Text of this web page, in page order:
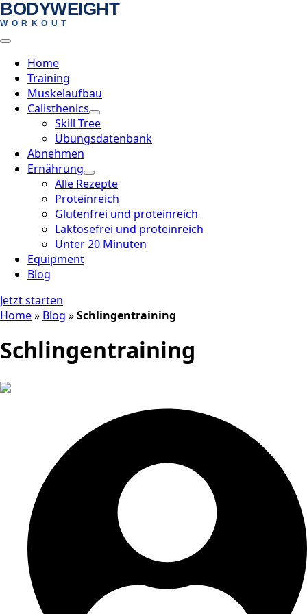
Skip
to
main
content
BODYWEIGHT
WORKOUT
Home
Training
Muskelaufbau
Calisthenics
Skill Tree
Übungsdatenbank
Abnehmen
Ernährung
Alle Rezepte
Proteinreich
Glutenfrei und proteinreich
Laktosefrei und proteinreich
Unter 20 Minuten
Equipment
Blog
Jetzt starten
Home» Blog »Schlingentraining
Schlingentraining